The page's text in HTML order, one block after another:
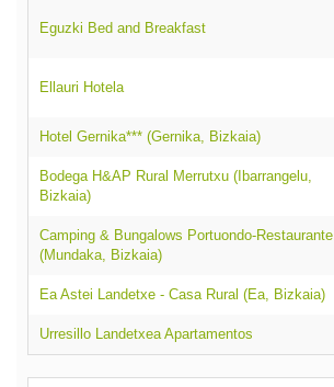
Eguzki Bed and Breakfast
Ellauri Hotela
Hotel Gernika*** (Gernika, Bizkaia)
Bodega H&AP Rural Merrutxu (Ibarrangelu,
Bizkaia)
Camping & Bungalows Portuondo-Restaurante
(Mundaka, Bizkaia)
Ea Astei Landetxe - Casa Rural (Ea, Bizkaia)
Urresillo Landetxea Apartamentos